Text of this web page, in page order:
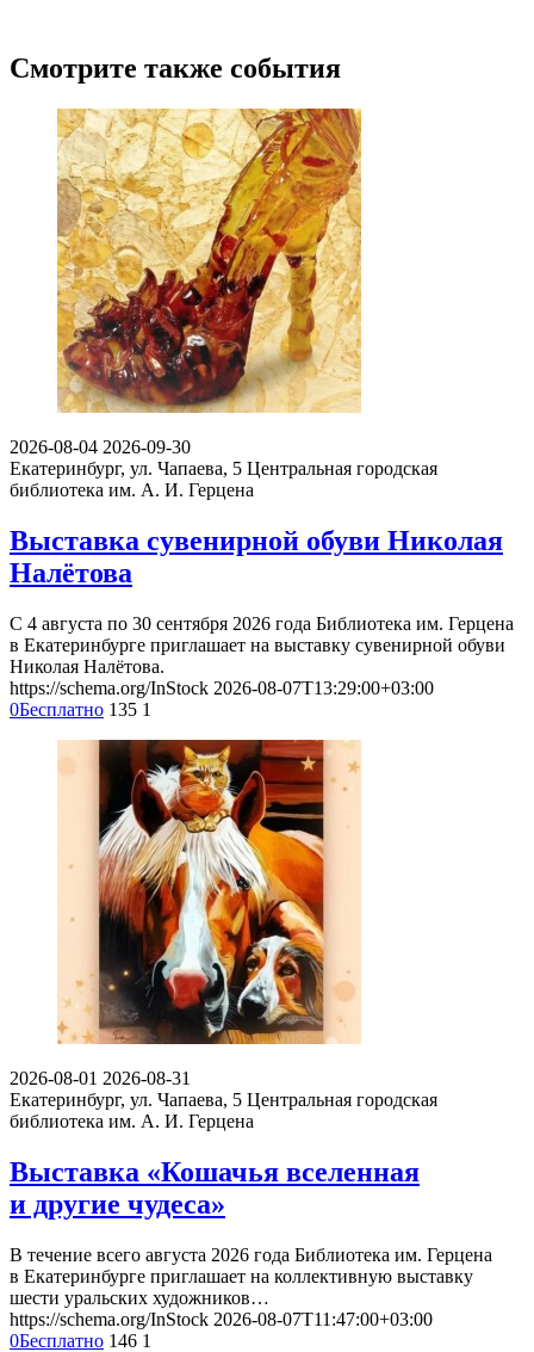
Смотрите также события
2026-08-04 2026-09-30
Екатеринбург, ул. Чапаева, 5 Центральная городская
библиотека им. А. И. Герцена
Выставка сувенирной обуви Николая
Налётова
С 4 августа по 30 сентября 2026 года Библиотека им. Герцена
в Екатеринбурге приглашает на выставку сувенирной обуви
Николая Налётова.
https://schema.org/InStock 2026-08-07T13:29:00+03:00
0Бесплатно 135 1
2026-08-01 2026-08-31
Екатеринбург, ул. Чапаева, 5 Центральная городская
библиотека им. А. И. Герцена
Выставка «Кошачья вселенная
и другие чудеса»
В течение всего августа 2026 года Библиотека им. Герцена
в Екатеринбурге приглашает на коллективную выставку
шести уральских художников…
https://schema.org/InStock 2026-08-07T11:47:00+03:00
0Бесплатно 146 1